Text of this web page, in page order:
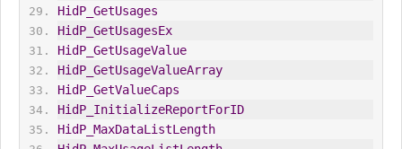
HidP_GetUsages
HidP_GetUsagesEx
HidP_GetUsageValue
HidP_GetUsageValueArray
HidP_GetValueCaps
HidP_InitializeReportForID
HidP_MaxDataListLength